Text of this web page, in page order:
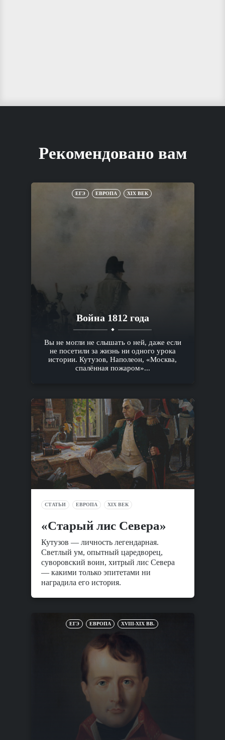
Рекомендовано вам
ЕГЭ ЕВРОПА XIX ВЕК
Война 1812 года
Вы не могли не слышать о ней, даже если
не посетили за жизнь ни одного урока
истории. Кутузов, Наполеон, «Москва,
спалённая пожаром»...
СТАТЬИ ЕВРОПА XIX ВЕК
«Старый лис Севера»
Кутузов — личность легендарная.
Светлый ум, опытный царедворец,
суворовский воин, хитрый лис Севера
— какими только эпитетами ни
наградила его история.
ЕГЭ ЕВРОПА XVIII-XIX ВВ.